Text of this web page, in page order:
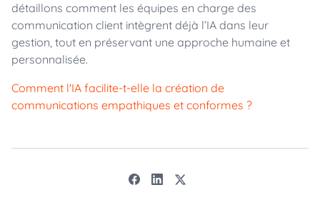
détaillons comment les équipes en charge des
communication client intègrent déjà l’IA dans leur
gestion, tout en préservant une approche humaine et
personnalisée.
Comment l'IA facilite-t-elle la création de
communications empathiques et conformes ?